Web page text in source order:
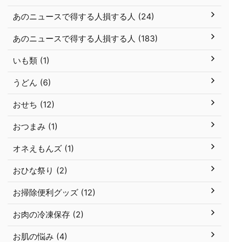
あのニュースで得する人損する人 (24)
あのニュースで得する人損する人 (183)
いも類 (1)
うどん (6)
おせち (12)
おつまみ (1)
オネえもんズ (1)
おひな祭り (2)
お掃除便利グッズ (12)
お肉の冷凍保存 (2)
お肌の悩み (4)